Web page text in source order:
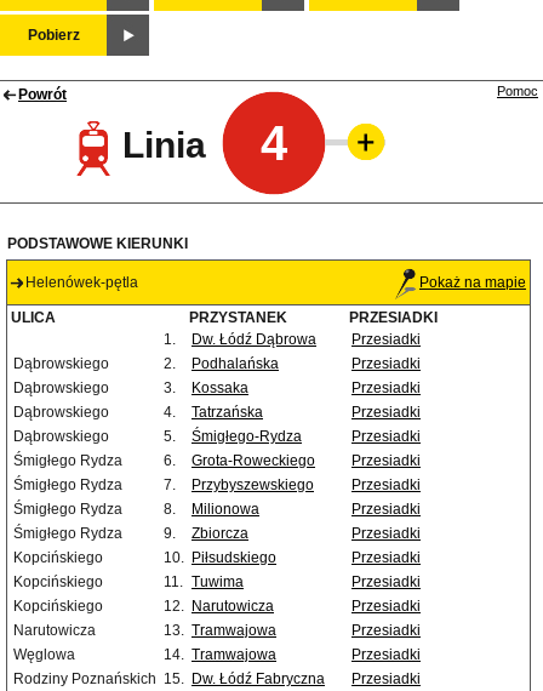
Pobierz
Powrót
Linia 4
Pomoc
PODSTAWOWE KIERUNKI
Helenówek-pętla Pokaż na mapie
ULICA PRZYSTANEK
PRZESIADKI
1.
Dw. Łódź Dąbrowa
Przesiadki
Dąbrowskiego
2. Podhalańska
Przesiadki
Dąbrowskiego
3. Kossaka
Przesiadki
Dąbrowskiego
4. Tatrzańska
Przesiadki
Dąbrowskiego
5. Śmigłego-Rydza
Przesiadki
Śmigłego Rydza
6. Grota-Roweckiego
Przesiadki
Śmigłego Rydza
7. Przybyszewskiego
Przesiadki
Śmigłego Rydza
8. Milionowa
Przesiadki
Śmigłego Rydza
9. Zbiorcza
Przesiadki
Kopcińskiego
10. Piłsudskiego
Przesiadki
Kopcińskiego
11. Tuwima
Przesiadki
Kopcińskiego
12. Narutowicza
Przesiadki
Narutowicza
13. Tramwajowa
Przesiadki
Węglowa
14. Tramwajowa
Przesiadki
Rodziny Poznańskich 15. Dw. Łódź Fabryczna
Przesiadki